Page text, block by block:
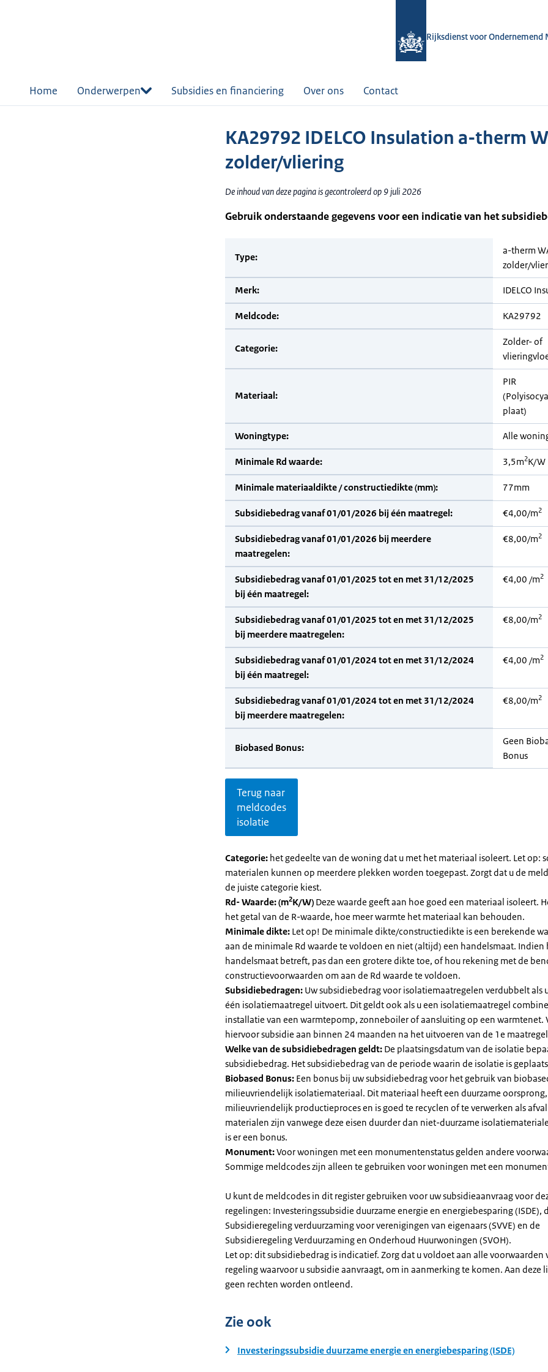
Rijksdienst voor Ondernemend
Home Onderwerpen Subsidies en financiering Over ons Contact
KA29792 IDELCO Insulation a-therm
zolder/vliering
De inhoud van deze pagina is gecontroleerd op 9 juli 2026
Gebruik onderstaande gegevens voor een indicatie van het
Type:
a-therm
zolder/
Merk: IDELCO
Meldcode: KA29792
Categorie:
Zolder- of
Materiaal:
PIR
plaat)
Woningtype: Alle
Minimale Rd waarde: 3,5m2K/W
Minimale materiaaldikte / constructiedikte (mm): 77mm
Subsidiebedrag vanaf 01/01/2026 bij één maatregel: €4,00/m2
Subsidiebedrag vanaf 01/01/2026 bij meerdere
maatregelen:
€8,00/m2
Subsidiebedrag vanaf 01/01/2025 tot en met 31/12/2025
bij één maatregel:
€4,00 /m2
Subsidiebedrag vanaf 01/01/2025 tot en met 31/12/2025
bij meerdere maatregelen:
€8,00/m2
Subsidiebedrag vanaf 01/01/2024 tot en met 31/12/2024
bij één maatregel:
€4,00 /m2
Subsidiebedrag vanaf 01/01/2024 tot en met 31/12/2024
bij meerdere maatregelen:
€8,00/m2
Biobased Bonus:
Geen
Bonus
Terug naar
meldcodes
isolatie
Categorie: het gedeelte van de woning dat u met het materiaal isoleert. Let op:
materialen kunnen op meerdere plekken worden toegepast. Zorgt dat u de
de juiste categorie kiest.
Rd- Waarde: (m2K/W) Deze waarde geeft aan hoe goed een materiaal isoleert.
het getal van de R-waarde, hoe meer warmte het materiaal kan behouden.
Minimale dikte: Let op! De minimale dikte/constructiedikte is een berekende
aan de minimale Rd waarde te voldoen en niet (altijd) een handelsmaat. Indien
handelsmaat betreft, pas dan een grotere dikte toe, of hou rekening met de
constructievoorwaarden om aan de Rd waarde te voldoen.
Subsidiebedragen: Uw subsidiebedrag voor isolatiemaatregelen verdubbelt als
één isolatiemaatregel uitvoert. Dit geldt ook als u een isolatiemaatregel
installatie van een warmtepomp, zonneboiler of aansluiting op een warmtenet.
hiervoor subsidie aan binnen 24 maanden na het uitvoeren van de 1e
Welke van de subsidiebedragen geldt: De plaatsingsdatum van de isolatie
subsidiebedrag. Het subsidiebedrag van de periode waarin de isolatie is
Biobased Bonus: Een bonus bij uw subsidiebedrag voor het gebruik van
milieuvriendelijk isolatiemateriaal. Dit materiaal heeft een duurzame oorsprong,
milieuvriendelijk productieproces en is goed te recyclen of te verwerken als
materialen zijn vanwege deze eisen duurder dan niet-duurzame
is er een bonus.
Monument:Voor woningen met een monumentenstatus gelden andere
Sommige meldcodes zijn alleen te gebruiken voor woningen met een
U kunt de meldcodes in dit register gebruiken voor uw subsidieaanvraag voor
regelingen: Investeringssubsidie duurzame energie en energiebesparing (ISDE),
Subsidieregeling verduurzaming voor verenigingen van eigenaars (SVVE) en de
Subsidieregeling Verduurzaming en Onderhoud Huurwoningen (SVOH).
Let op: dit subsidiebedrag is indicatief. Zorg dat u voldoet aan alle voorwaarden
regeling waarvoor u subsidie aanvraagt, om in aanmerking te komen. Aan deze
geen rechten worden ontleend.
Zie ook
Investeringssubsidie duurzame energie en energiebesparing (ISDE)